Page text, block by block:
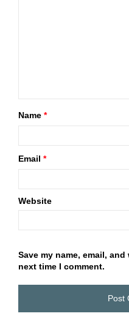
Name *
Email *
Website
Save my name, email,
next time I comment.